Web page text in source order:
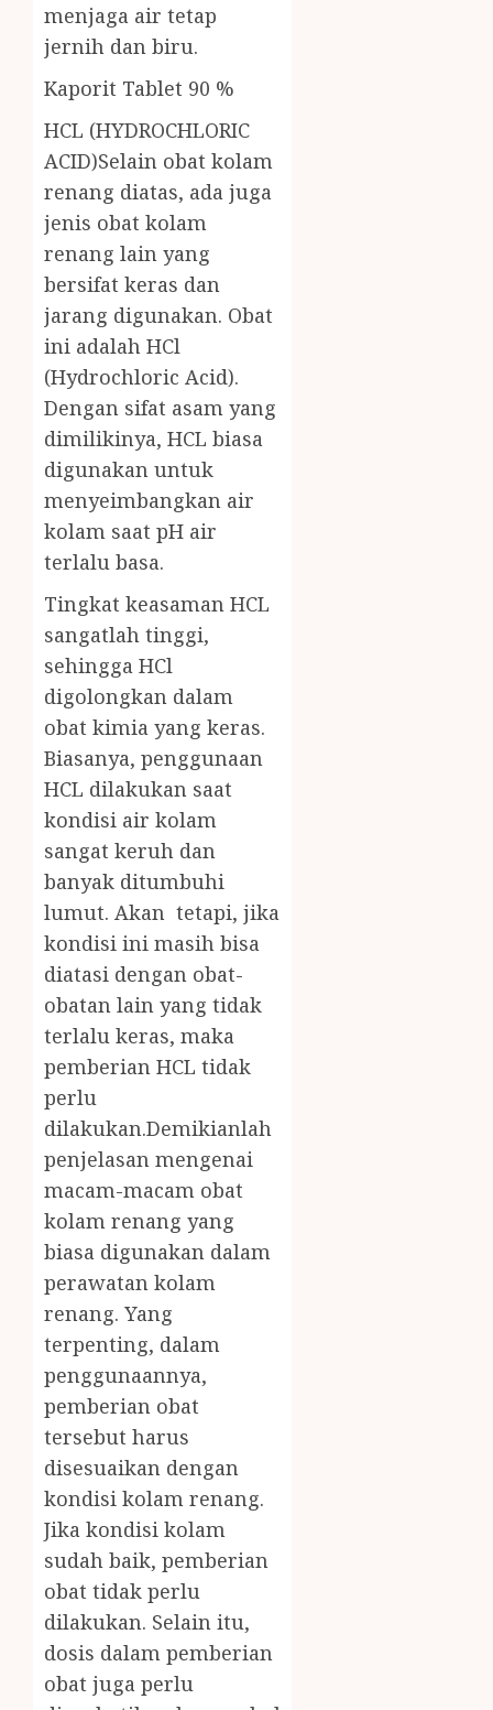
menjaga air tetap
jernih dan biru.
Kaporit Tablet 90 %
HCL (HYDROCHLORIC
ACID)Selain obat kolam
renang diatas, ada juga
jenis obat kolam
renang lain yang
bersifat keras dan
jarang digunakan. Obat
ini adalah HCl
(Hydrochloric Acid).
Dengan sifat asam yang
dimilikinya, HCL biasa
digunakan untuk
menyeimbangkan air
kolam saat pH air
terlalu basa.
Tingkat keasaman HCL
sangatlah tinggi,
sehingga HCl
digolongkan dalam
obat kimia yang keras.
Biasanya, penggunaan
HCL dilakukan saat
kondisi air kolam
sangat keruh dan
banyak ditumbuhi
lumut. Akan tetapi, jika
kondisi ini masih bisa
diatasi dengan obat-
obatan lain yang tidak
terlalu keras, maka
pemberian HCL tidak
perlu
dilakukan.Demikianlah
penjelasan mengenai
macam-macam obat
kolam renang yang
biasa digunakan dalam
perawatan kolam
renang. Yang
terpenting, dalam
penggunaannya,
pemberian obat
tersebut harus
disesuaikan dengan
kondisi kolam renang.
Jika kondisi kolam
sudah baik, pemberian
obat tidak perlu
dilakukan. Selain itu,
dosis dalam pemberian
obat juga perlu